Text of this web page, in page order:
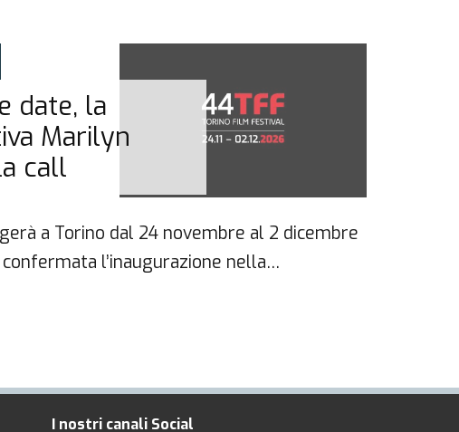
date, la
Marilyn
call
a Torino dal 24 novembre al 2 dicembre
l’inaugurazione nella…
I nostri canali Social